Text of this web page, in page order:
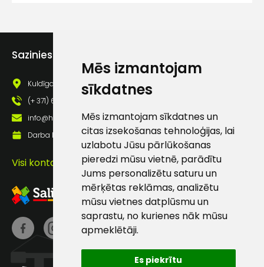
Mēs izmantojam
sīkdatnes
Mēs izmantojam sīkdatnes un
citas izsekošanas tehnoloģijas, lai
uzlabotu Jūsu pārlūkošanas
pieredzi mūsu vietnē, parādītu
Jums personalizētu saturu un
mērķētas reklāmas, analizētu
mūsu vietnes datplūsmu un
saprastu, no kurienes nāk mūsu
apmeklētāji.
Es piekrītu
Sazinies ar mums
Kuldīgas iela 69a, Saldus, Saldus nov., LV - 3801
(+ 371) 63 881 186
info@hards.lv
Darba laiks: Darbadienās: 8:00 - 17:00
Visi kontakti
Klientu
atbalsts
Darbdienās:
8:00 – 17:00
(+371) 63 881
info@hards.lv